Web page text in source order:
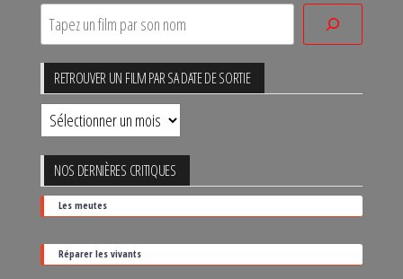
RETROUVER UN FILM PAR SA DATE DE SORTIE
Retrouver
un
film
par
sa
date
de
NOS DERNIÈRES CRITIQUES
Les meutes
Réparer les vivants